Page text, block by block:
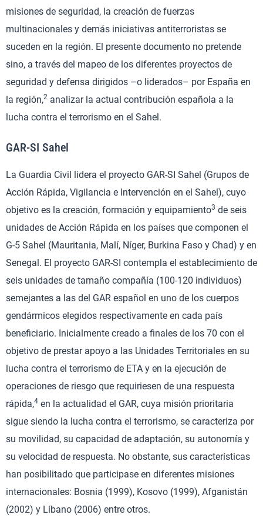
misiones de seguridad, la creación de fuerzas
multinacionales y demás iniciativas antiterroristas se
suceden en la región. El presente documento no pretende
sino, a través del mapeo de los diferentes proyectos de
seguridad y defensa dirigidos –o liderados– por España en
la región,2 analizar la actual contribución española a la
lucha contra el terrorismo en el Sahel.
GAR-SI Sahel
La Guardia Civil lidera el proyecto GAR-SI Sahel (Grupos de
Acción Rápida, Vigilancia e Intervención en el Sahel), cuyo
objetivo es la creación, formación y equipamiento3 de seis
unidades de Acción Rápida en los países que componen el
G-5 Sahel (Mauritania, Malí, Níger, Burkina Faso y Chad) y en
Senegal. El proyecto GAR-SI contempla el establecimiento de
seis unidades de tamaño compañía (100-120 individuos)
semejantes a las del GAR español en uno de los cuerpos
gendármicos elegidos respectivamente en cada país
beneficiario. Inicialmente creado a finales de los 70 con el
objetivo de prestar apoyo a las Unidades Territoriales en su
lucha contra el terrorismo de ETA y en la ejecución de
operaciones de riesgo que requiriesen de una respuesta
rápida,4 en la actualidad el GAR, cuya misión prioritaria
sigue siendo la lucha contra el terrorismo, se caracteriza por
su movilidad, su capacidad de adaptación, su autonomía y
su velocidad de respuesta. No obstante, sus características
han posibilitado que participase en diferentes misiones
internacionales: Bosnia (1999), Kosovo (1999), Afganistán
(2002) y Líbano (2006) entre otros.